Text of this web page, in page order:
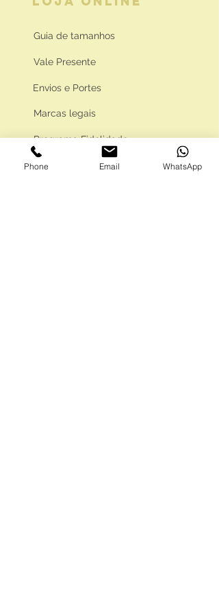
Guia de tamanhos
Vale Presente
Envios e Portes
Marcas legais
Programa Fidelidade
Phone Email WhatsApp